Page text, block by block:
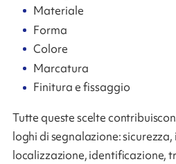
Materiale
Forma
Colore
Marcatura
Finitura e fissaggio
Tutte queste scelte
loghi di segnalazione:
localizzazione, identificazione,